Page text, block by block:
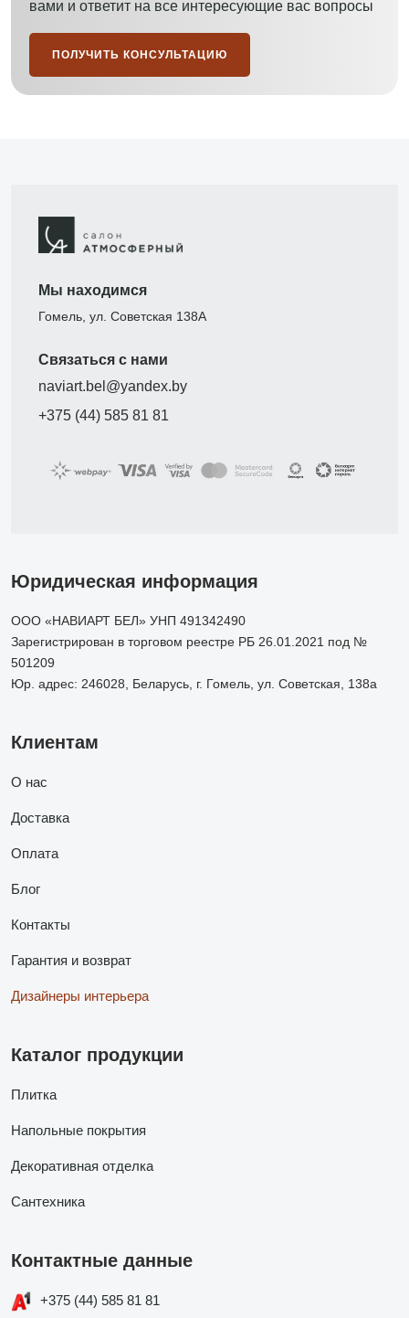
вами и ответит на все интересующие вас вопросы
ПОЛУЧИТЬ КОНСУЛЬТАЦИЮ
Мы находимся
Гомель, ул. Советская 138А
Связаться с нами
naviart.bel@yandex.by
+375 (44) 585 81 81
Юридическая информация
ООО «НАВИАРТ БЕЛ» УНП 491342490
Зарегистрирован в торговом реестре РБ 26.01.2021 под №
501209
Юр. адрес: 246028, Беларусь, г. Гомель, ул. Советская, 138а
Клиентам
О нас
Доставка
Оплата
Блог
Контакты
Гарантия и возврат
Дизайнеры интерьера
Каталог продукции
Плитка
Напольные покрытия
Декоративная отделка
Сантехника
Контактные данные
+375 (44) 585 81 81